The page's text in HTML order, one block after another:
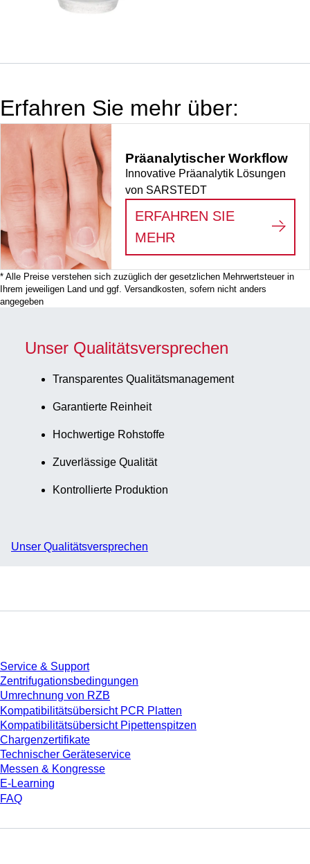
Erfahren Sie mehr über:
Präanalytischer Workflow
Innovative Präanalytik Lösungen
von SARSTEDT
ERFAHREN SIE
MEHR
* Alle Preise verstehen sich zuzüglich der gesetzlichen Mehrwertsteuer in
Ihrem jeweiligen Land und ggf. Versandkosten, sofern nicht anders
angegeben
Unser Qualitätsversprechen
Transparentes Qualitätsmanagement
Garantierte Reinheit
Hochwertige Rohstoffe
Zuverlässige Qualität
Kontrollierte Produktion
Unser Qualitätsversprechen
Service & Support
Zentrifugationsbedingungen
Umrechnung von RZB
Kompatibilitätsübersicht PCR Platten
Kompatibilitätsübersicht Pipettenspitzen
Chargenzertifikate
Technischer Geräteservice
Messen & Kongresse
E-Learning
FAQ